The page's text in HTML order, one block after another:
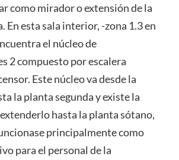
como mirador o extensión de la
En esta sala interior, -zona 1.3 en
el núcleo de
2 compuesto por escalera
Este núcleo va desde la
la planta segunda y existe la
hasta la planta sótano,
principalmente como
para el personal de la